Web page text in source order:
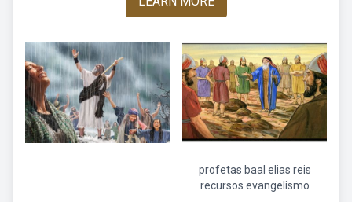
profetas baal elias reis
recursos evangelismo